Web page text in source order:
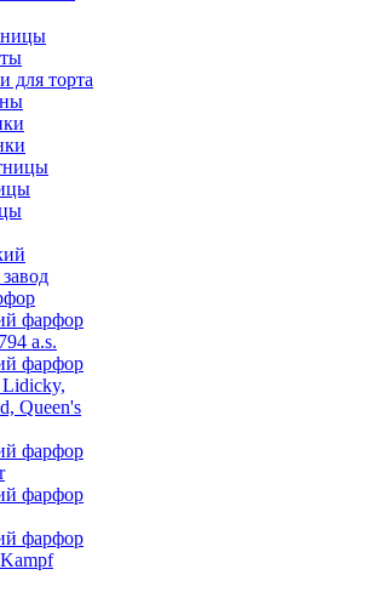
для торта
фарфор
a.s.
фарфор
Lidicky,
Queen's
фарфор
фарфор
фарфор